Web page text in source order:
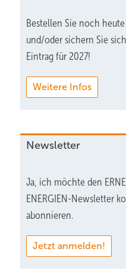
Bestellen Sie noch heute
und/oder sichern Sie
Eintrag für 2027!
Weitere Infos
Newsletter
Ja, ich möchte den
ENERGIEN-Newsletter
abonnieren.
Jetzt anmelden!